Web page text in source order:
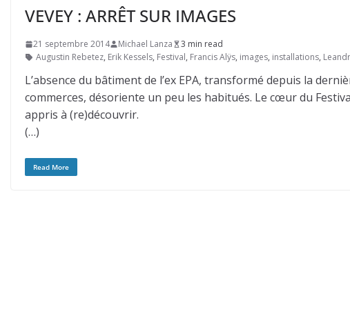
VEVEY : ARRÊT SUR IMAGES
21 septembre 2014 Michael Lanza
3 min read
Augustin Rebetez, Erik Kessels, Festival, Francis Alÿs, images, installations,
L’absence du bâtiment de l’ex EPA, transformé depuis la
commerces, désoriente un peu les habitués. Le cœur du
appris à (re)découvrir.
(…)
Read More